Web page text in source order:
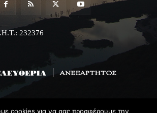
232376
cookies για να σας προσφέρουμε την